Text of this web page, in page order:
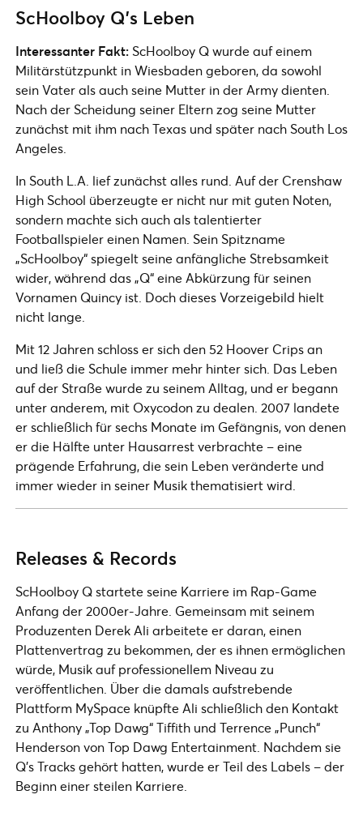
ScHoolboy Q’s Leben
Interessanter Fakt:ScHoolboy Q wurde auf einem
Militärstützpunkt in Wiesbaden geboren, da sowohl
sein Vater als auch seine Mutter in der Army dienten.
Nach der Scheidung seiner Eltern zog seine Mutter
zunächst mit ihm nach Texas und später nach South Los
Angeles.
In South L.A. lief zunächst alles rund. Auf der Crenshaw
High School überzeugte er nicht nur mit guten Noten,
sondern machte sich auch als talentierter
Footballspieler einen Namen. Sein Spitzname
„ScHoolboy“ spiegelt seine anfängliche Strebsamkeit
wider, während das „Q“ eine Abkürzung für seinen
Vornamen Quincy ist. Doch dieses Vorzeigebild hielt
nicht lange.
Mit 12 Jahren schloss er sich den 52 Hoover Crips an
und ließ die Schule immer mehr hinter sich. Das Leben
auf der Straße wurde zu seinem Alltag, und er begann
unter anderem, mit Oxycodon zu dealen. 2007 landete
er schließlich für sechs Monate im Gefängnis, von denen
er die Hälfte unter Hausarrest verbrachte – eine
prägende Erfahrung, die sein Leben veränderte und
immer wieder in seiner Musik thematisiert wird.
Releases & Records
ScHoolboy Q startete seine Karriere im Rap-Game
Anfang der 2000er-Jahre. Gemeinsam mit seinem
Produzenten Derek Ali arbeitete er daran, einen
Plattenvertrag zu bekommen, der es ihnen ermöglichen
würde, Musik auf professionellem Niveau zu
veröffentlichen. Über die damals aufstrebende
Plattform MySpace knüpfte Ali schließlich den Kontakt
zu Anthony „Top Dawg“ Tiffith und Terrence „Punch“
Henderson von Top Dawg Entertainment. Nachdem sie
Q’s Tracks gehört hatten, wurde er Teil des Labels – der
Beginn einer steilen Karriere.